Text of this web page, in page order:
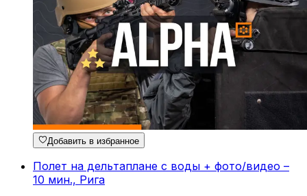
Добавить в избранное
Полет на дельтаплане с воды + фото/видео –
10 мин., Рига